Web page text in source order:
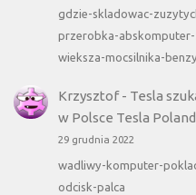
gdzie-skladowac-
przerobka-
wieksza-mocsilnika-
Krzysztof- Tesla
w Polsce Tesla Poland
29 grudnia 2022
wadliwy-komputer-
odcisk-palca